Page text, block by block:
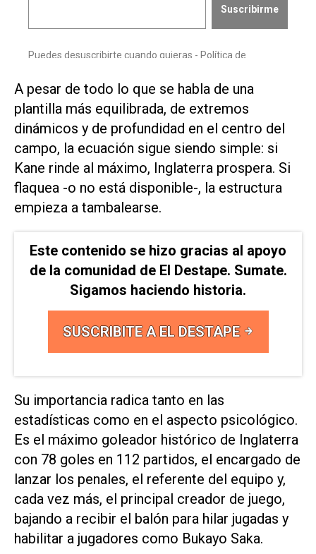
A pesar de todo lo que se habla de una
plantilla más equilibrada, de extremos
dinámicos y ​de profundidad en el centro ⁠del
campo, la ecuación sigue siendo simple: si
Kane rinde al máximo, ‌Inglaterra prospera. Si
flaquea -o no está disponible-, la estructura
empieza a ⁠tambalearse.
Este contenido se hizo gracias al apoyo
de la comunidad de El Destape. Sumate.
Sigamos haciendo historia.
SUSCRIBITE A EL DESTAPE
Su importancia radica tanto en las
estadísticas como ⁠en el aspecto psicológico.
Es el máximo goleador histórico de Inglaterra
con 78 goles en 112 partidos, el encargado de
lanzar los penales, el referente del equipo ⁠y,
cada vez más, el principal creador de juego,
bajando a recibir ​el balón para hilar jugadas y
habilitar a jugadores ‌como Bukayo Saka.